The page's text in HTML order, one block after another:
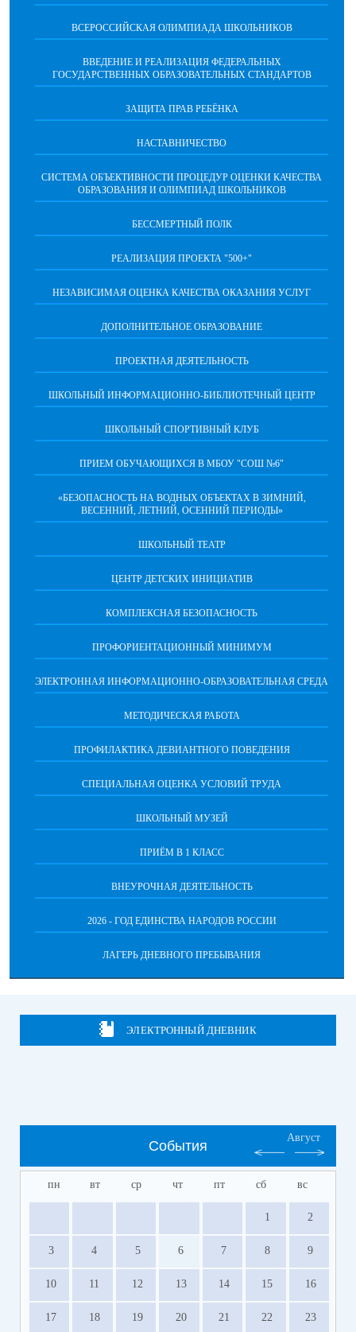
ВСЕРОССИЙСКАЯ ОЛИМПИАДА ШКОЛЬНИКОВ
ВВЕДЕНИЕ И РЕАЛИЗАЦИЯ ФЕДЕРАЛЬНЫХ
ГОСУДАРСТВЕННЫХ ОБРАЗОВАТЕЛЬНЫХ СТАНДАРТОВ
ЗАЩИТА ПРАВ РЕБЁНКА
НАСТАВНИЧЕСТВО
CИСТЕМА ОБЪЕКТИВНОСТИ ПРОЦЕДУР ОЦЕНКИ КАЧЕСТВА
ОБРАЗОВАНИЯ И ОЛИМПИАД ШКОЛЬНИКОВ
БЕССМЕРТНЫЙ ПОЛК
РЕАЛИЗАЦИЯ ПРОЕКТА "500+"
НЕЗАВИСИМАЯ ОЦЕНКА КАЧЕСТВА ОКАЗАНИЯ УСЛУГ
ДОПОЛНИТЕЛЬНОЕ ОБРАЗОВАНИЕ
ПРОЕКТНАЯ ДЕЯТЕЛЬНОСТЬ
ШКОЛЬНЫЙ ИНФОРМАЦИОННО-БИБЛИОТЕЧНЫЙ ЦЕНТР
ШКОЛЬНЫЙ СПОРТИВНЫЙ КЛУБ
ПРИЕМ ОБУЧАЮЩИХСЯ В МБОУ "СОШ №6"
«БЕЗОПАСНОСТЬ НА ВОДНЫХ ОБЪЕКТАХ В ЗИМНИЙ,
ВЕСЕННИЙ, ЛЕТНИЙ, ОСЕННИЙ ПЕРИОДЫ»
ШКОЛЬНЫЙ ТЕАТР
ЦЕНТР ДЕТСКИХ ИНИЦИАТИВ
КОМПЛЕКСНАЯ БЕЗОПАСНОСТЬ
ПРОФОРИЕНТАЦИОННЫЙ МИНИМУМ
ЭЛЕКТРОННАЯ ИНФОРМАЦИОННО-ОБРАЗОВАТЕЛЬНАЯ СРЕДА
МЕТОДИЧЕСКАЯ РАБОТА
ПРОФИЛАКТИКА ДЕВИАНТНОГО ПОВЕДЕНИЯ
СПЕЦИАЛЬНАЯ ОЦЕНКА УСЛОВИЙ ТРУДА
ШКОЛЬНЫЙ МУЗЕЙ
ПРИЁМ В 1 КЛАСС
ВНЕУРОЧНАЯ ДЕЯТЕЛЬНОСТЬ
2026 - ГОД ЕДИНСТВА НАРОДОВ РОССИИ
ЛАГЕРЬ ДНЕВНОГО ПРЕБЫВАНИЯ
ЭЛЕКТРОННЫЙ ДНЕВНИК
События
Август
пн вт ср чт пт сб вс
1 2
3 4 5 6 7 8 9
10 11 12 13 14 15 16
17 18 19 20 21 22 23